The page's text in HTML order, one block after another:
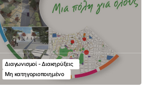
Διαγωνισμοί - Διακηρύξεις
Μη κατηγοριοποιημένο